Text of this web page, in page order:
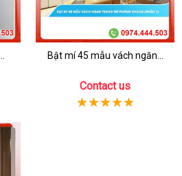
Bật mí 45 mẫu vách ngăn...
Contact us